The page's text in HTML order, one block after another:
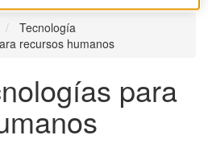
Tecnología
recursos humanos
para